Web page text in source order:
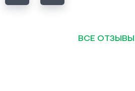
ВСЕ ОТЗЫВЫ